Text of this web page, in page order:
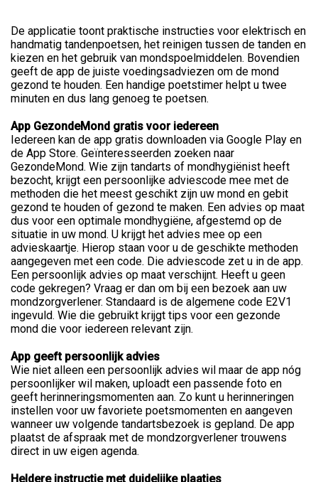
De applicatie toont praktische instructies voor elektrisch en
handmatig tandenpoetsen, het reinigen tussen de tanden en
kiezen en het gebruik van mondspoelmiddelen. Bovendien
geeft de app de juiste voedingsadviezen om de mond
gezond te houden. Een handige poetstimer helpt u twee
minuten en dus lang genoeg te poetsen.
App GezondeMond gratis voor iedereen
Iedereen kan de app gratis downloaden via Google Play en
de App Store. Geïnteresseerden zoeken naar
GezondeMond. Wie zijn tandarts of mondhygiënist heeft
bezocht, krijgt een persoonlijke adviescode mee met de
methoden die het meest geschikt zijn uw mond en gebit
gezond te houden of gezond te maken. Een advies op maat
dus voor een optimale mondhygiëne, afgestemd op de
situatie in uw mond. U krijgt het advies mee op een
advieskaartje. Hierop staan voor u de geschikte methoden
aangegeven met een code. Die adviescode zet u in de app.
Een persoonlijk advies op maat verschijnt. Heeft u geen
code gekregen? Vraag er dan om bij een bezoek aan uw
mondzorgverlener. Standaard is de algemene code E2V1
ingevuld. Wie die gebruikt krijgt tips voor een gezonde
mond die voor iedereen relevant zijn.
App geeft persoonlijk advies
Wie niet alleen een persoonlijk advies wil maar de app nóg
persoonlijker wil maken, uploadt een passende foto en
geeft herinneringsmomenten aan. Zo kunt u herinneringen
instellen voor uw favoriete poetsmomenten en aangeven
wanneer uw volgende tandartsbezoek is gepland. De app
plaatst de afspraak met de mondzorgverlener trouwens
direct in uw eigen agenda.
Heldere instructie met duidelijke plaatjes